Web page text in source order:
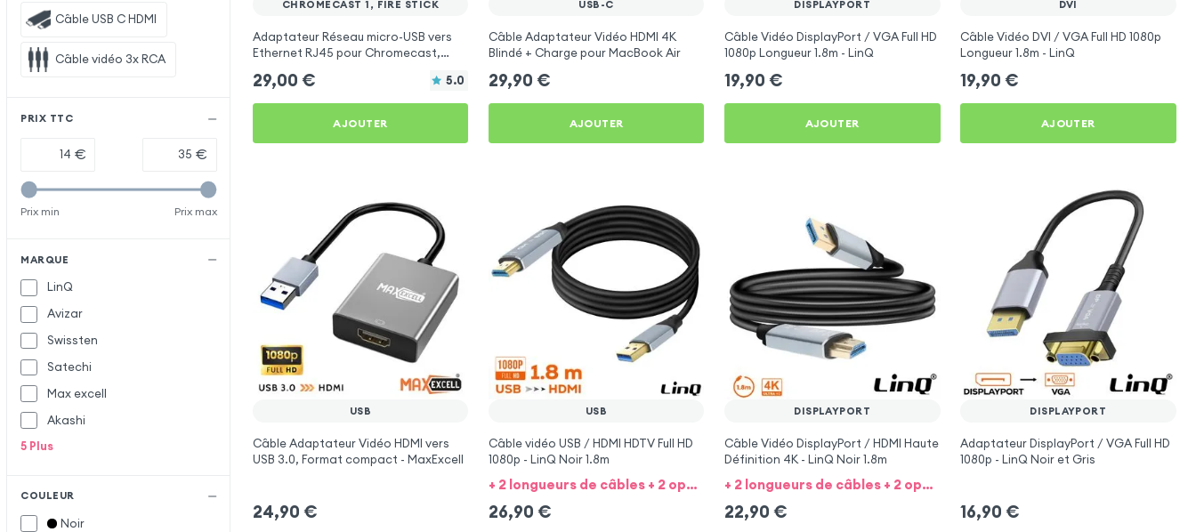
Câble USB C HDMI
Câble vidéo 3x RCA
PRIX TTC
€ €
Prix min Prix max
MARQUE
LinQ
Avizar
Swissten
Satechi
Max excell
Akashi
5 Plus
COULEUR
Noir
CHROMECAST 1, FIRE STICK
Adaptateur Réseau micro-USB vers
Ethernet RJ45 pour Chromecast,
29,00 € 5.0
AJOUTER
USB-C
Câble Adaptateur Vidéo HDMI 4K
Blindé + Charge pour MacBook Air
29,90 €
AJOUTER
DISPLAYPORT
Câble Vidéo DisplayPort / VGA Full HD
1080p Longueur 1.8m - LinQ
19,90 €
AJOUTER
DVI
Câble Vidéo DVI / VGA Full HD 1080p
Longueur 1.8m - LinQ
19,90 €
AJOUTER
USB
Câble Adaptateur Vidéo HDMI vers
USB 3.0, Format compact - MaxExcell
24,90 €
USB
Câble vidéo USB / HDMI HDTV Full HD
1080p - LinQ Noir 1.8m
+ 2 longueurs de câbles + 2 option
26,90 €
DISPLAYPORT
Câble Vidéo DisplayPort / HDMI Haute
Définition 4K - LinQ Noir 1.8m
+ 2 longueurs de câbles + 2 option
22,90 €
DISPLAYPORT
Adaptateur DisplayPort / VGA Full HD
1080p - LinQ Noir et Gris
16,90 €